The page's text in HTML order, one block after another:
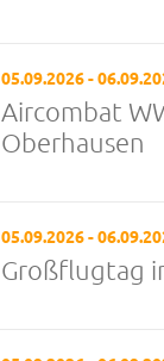
05.09.2026 -
Aircombat
Oberhausen
05.09.2026 -
Großflugtag